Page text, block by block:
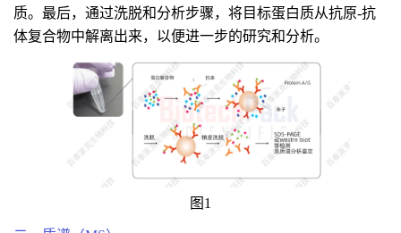
质。最后，通过洗脱和分析步骤，将目标蛋白质从抗原-抗
体复合物中解离出来，以便进一步的研究和分析。
图1